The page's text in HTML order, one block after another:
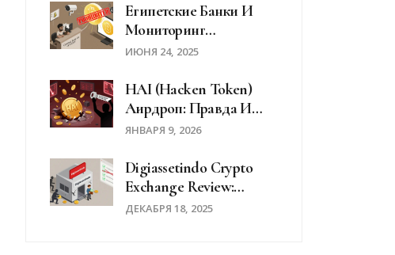
В 2026 Году
Египетские Банки И
Мониторинг
Криптовалютных
Запрещено И Как Это
Работает
ИЮНЯ 24, 2025
HAI (Hacken Token)
Аирдроп: Правда И
Ложь После Взлома
ЯНВАРЯ 9, 2026
Digiassetindo Crypto
Exchange Review:
Безопасно Ли
ДЕКАБРЯ 18, 2025